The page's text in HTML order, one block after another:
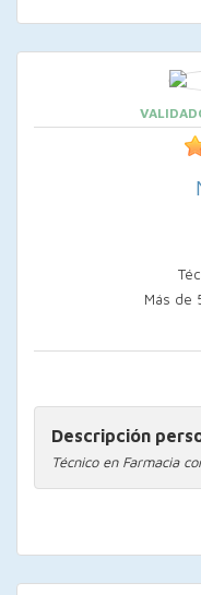
Más de
Descripción
Técnico en Farmacia